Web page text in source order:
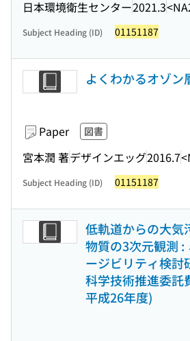
日本環境衛生センター2021.3
Subject Heading (ID) 01151187
よくわかるオゾン
Paper 図書
宮本潤 著デザインエッグ2016.7
Subject Heading (ID) 01151187
低軌道からの大気
物質の3次元観測 :
ージビリティ検討
科学技術推進委託
平成26年度)